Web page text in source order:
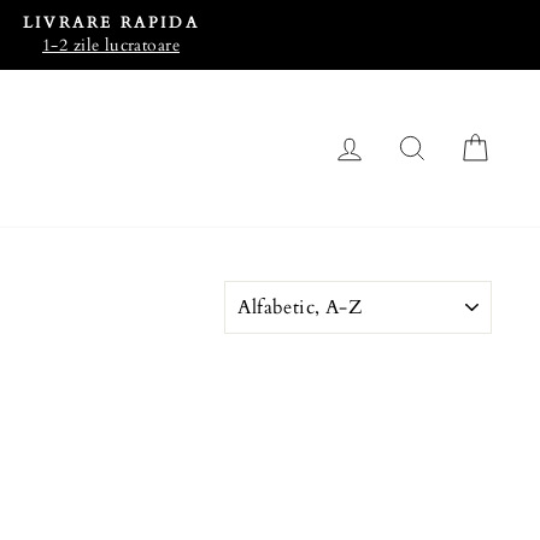
LIVRARE RAPIDA
1-2 zile lucratoare
LOG INCAUTA
DUPA